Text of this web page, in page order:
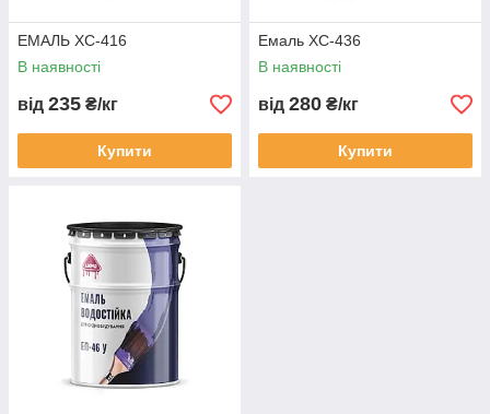
ЕМАЛЬ ХС-416
В наявності
від 235 ₴/кг
Купити
Емаль ХС-436
В наявності
від 280 ₴/кг
Купити